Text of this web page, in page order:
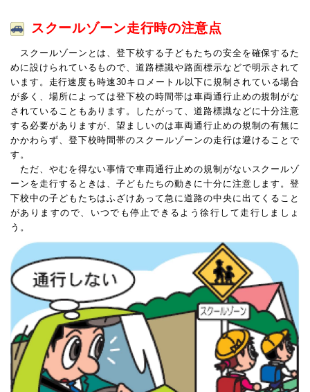
スクールゾーン走行時の注意点
スクールゾーンとは、登下校する子どもたちの安全を確保するた
めに設けられているもので、道路標識や路面標示などで明示されて
います。走行速度も時速30キロメートル以下に規制されている場合
が多く、場所によっては登下校の時間帯は車両通行止めの規制がな
されていることもあります。したがって、道路標識などに十分注意
する必要がありますが、望ましいのは車両通行止めの規制の有無に
かかわらず、登下校時間帯のスクールゾーンの走行は避けることで
す。
ただ、やむを得ない事情で車両通行止めの規制がないスクールゾ
ーンを走行するときは、子どもたちの動きに十分に注意します。登
下校中の子どもたちはふざけあって急に道路の中央に出てくること
がありますので、いつでも停止できるよう徐行して走行しましょ
う。